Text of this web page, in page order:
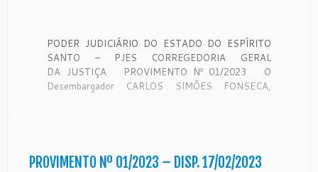
PODER JUDICIÁRIO DO ESTADO DO ESPÍRITO
SANTO – PJES CORREGEDORIA GERAL
DA JUSTIÇA PROVIMENTO Nº 01/2023 O
Desembargador CARLOS SIMÕES FONSECA,
PROVIMENTO Nº 01/2023 – DISP. 17/02/2023